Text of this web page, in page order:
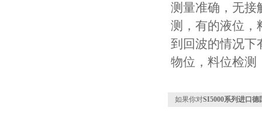
测量准确，无接
测，有的液位，
到回波的情况
物位，料位检测
如果你对SI5000系列进口